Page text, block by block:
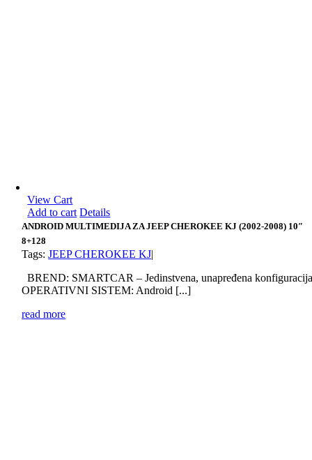
View Cart
Add to cart Details
ANDROID MULTIMEDIJA ZA JEEP CHEROKEE KJ (2002-2008) 10″
8+128
Tags:JEEP CHEROKEE KJ|
BREND: SMARTCAR – Jedinstvena, unapređena
OPERATIVNI SISTEM: Android [...]
read more